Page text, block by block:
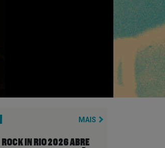
MAIS
ROCK IN RIO 2026 ABRE